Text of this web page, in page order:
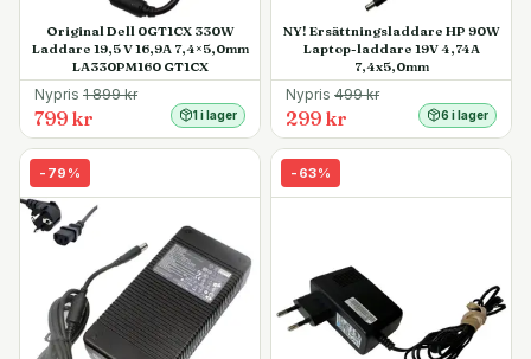
Original Dell 0GT1CX 330W
Laddare 19,5 V 16,9A 7,4×5,0mm
LA330PM160 GT1CX
Nypris 1 899kr
799 kr 1 i lager
NY! Ersättningsladdare HP 90W
Laptop-laddare 19V 4,74A
7,4x5,0mm
Nypris 499kr
299 kr 6 i lager
- 79 % - 63%